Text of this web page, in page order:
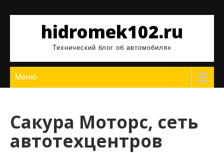
содержимомуhidromek102.ru
Технический блог об автомобилях
Меню
Сакура Моторс, сеть
автотехцентров